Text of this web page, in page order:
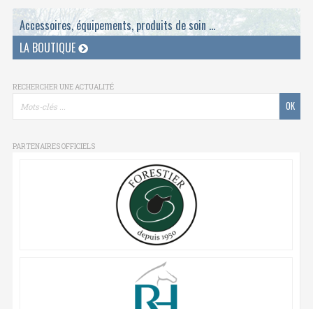
Accessoires, équipements, produits de soin ...
LA BOUTIQUE
RECHERCHER UNE ACTUALITÉ
PARTENAIRES OFFICIELS